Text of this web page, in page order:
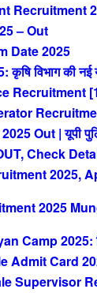
Recruitment
– Out
Date 2025
विभाग की
Recruitment
Out | यूपी
Check
2025,
2025
2025:
Admit Card
Supervisor